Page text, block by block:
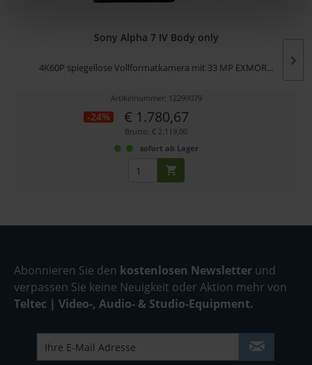
Sony Alpha 7 IV Body only
4K60P spiegellose Vollformatkamera mit 33 MP EXMOR...
Artikelnummer: 12299079
-24% € 1.780,67
Brutto: € 2.119,00
sofort ab Lager
Abonnieren Sie den kostenlosen Newsletter und
verpassen Sie keine Neuigkeit oder Aktion mehr von
Teltec | Video-, Audio- & Studio-Equipment.